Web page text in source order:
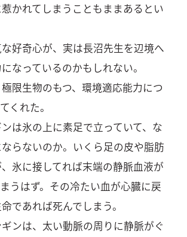
かれてしまうこともままあるとい
好奇心が、実は長沼先生を辺境へ
なっているのかもしれない。
限生物のもつ、環境適応能力につ
くれた。
は氷の上に素足で立っていて、な
らないのか。いくら足の皮や脂肪
氷に接してれば末端の静脈血液が
うはず。その冷たい血が心臓に戻
であれば死んでしまう。
ンは、太い動脈の周りに静脈がぐ